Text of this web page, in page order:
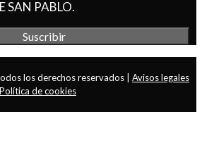
SAN PABLO.
los derechos reservados | Avisos legales
Política de cookies